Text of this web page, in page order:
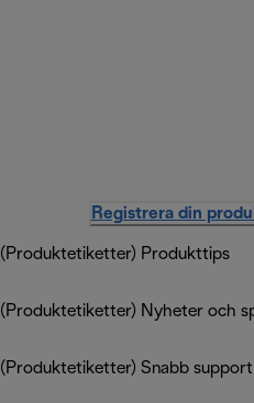
Registrera din
(Produktetiketter) Produkttips
(Produktetiketter) Nyheter och
(Produktetiketter) Snabb support